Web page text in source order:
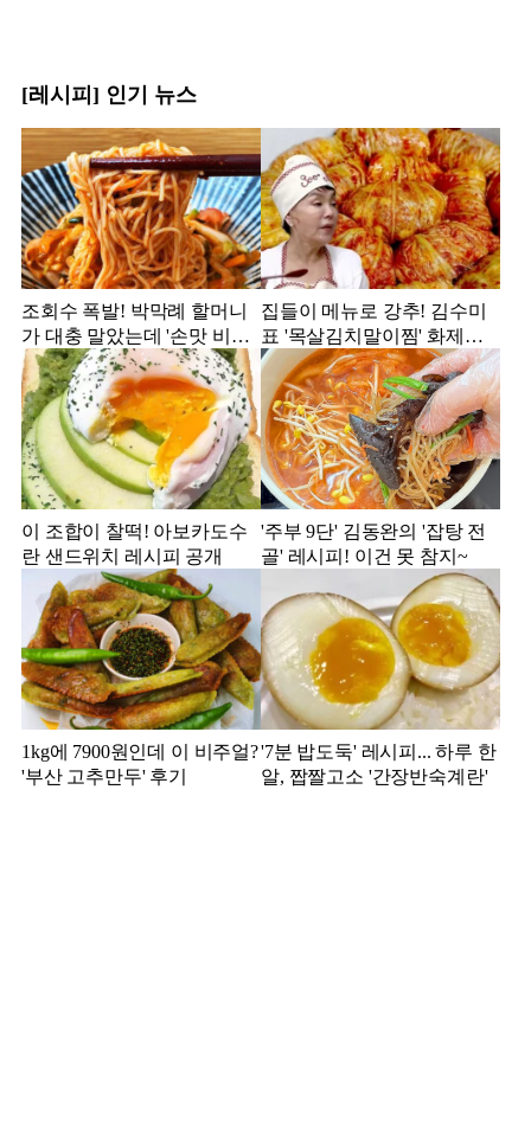
[레시피] 인기 뉴스
조회수 폭발! 박막례 할머니
가 대충 말았는데 '손맛 비빔
국수'
집들이 메뉴로 강추! 김수미
표 '목살김치말이찜' 화제의
레시피
이 조합이 찰떡! 아보카도수
란 샌드위치 레시피 공개
'주부 9단' 김동완의 '잡탕 전
골' 레시피! 이건 못 참지~
1kg에 7900원인데 이 비주얼?
'부산 고추만두' 후기
'7분 밥도둑' 레시피... 하루 한
알, 짭짤고소 '간장반숙계란'